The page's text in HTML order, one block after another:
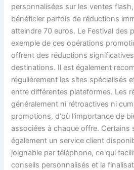
personnalisées sur les ventes
bénéficier parfois de réductions
atteindre 70 euros. Le Festival des
exemple de ces opérations
offrent des réductions
destinations. Il est également
régulièrement les sites spécialisés
entre différentes plateformes. Les
généralement ni rétroactives ni
promotions, d'où l'importance de
associées à chaque offre. Certains
également un service client
joignable par téléphone, ce qui
conseils personnalisés et la